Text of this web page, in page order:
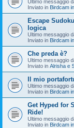
Ultimo messaggio
Inviato in Birdcam
Escape
logica
Ultimo messaggio
Inviato in Birdcam
Che preda è?
Ultimo messaggio
Inviato in Alrisha e
Il mio
Ultimo messaggio
Inviato in Birdcam
Get Hyped for
Ride!
Ultimo messaggio
Inviato in Birdcam